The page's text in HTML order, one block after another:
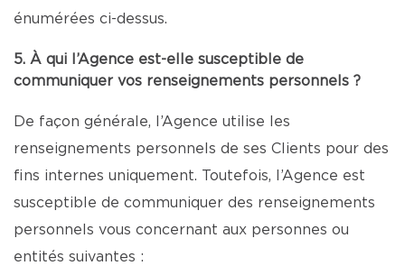
énumérées ci-dessus.
5. À qui l’Agence est-elle susceptible de
communiquer vos renseignements personnels ?
De façon générale, l’Agence utilise les
renseignements personnels de ses Clients pour des
fins internes uniquement. Toutefois, l’Agence est
susceptible de communiquer des renseignements
personnels vous concernant aux personnes ou
entités suivantes :